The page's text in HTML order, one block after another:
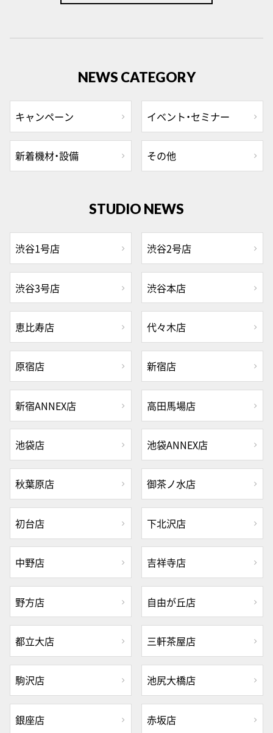
NEWS CATEGORY
キャンペーン イベント・セミナー
新着機材・設備 その他
STUDIO NEWS
渋谷1号店 渋谷2号店
渋谷3号店 渋谷本店
恵比寿店 代々木店
原宿店 新宿店
新宿ANNEX店 高田馬場店
池袋店 池袋ANNEX店
秋葉原店 御茶ノ水店
初台店 下北沢店
中野店 吉祥寺店
野方店 自由が丘店
都立大店 三軒茶屋店
駒沢店 池尻大橋店
銀座店 赤坂店